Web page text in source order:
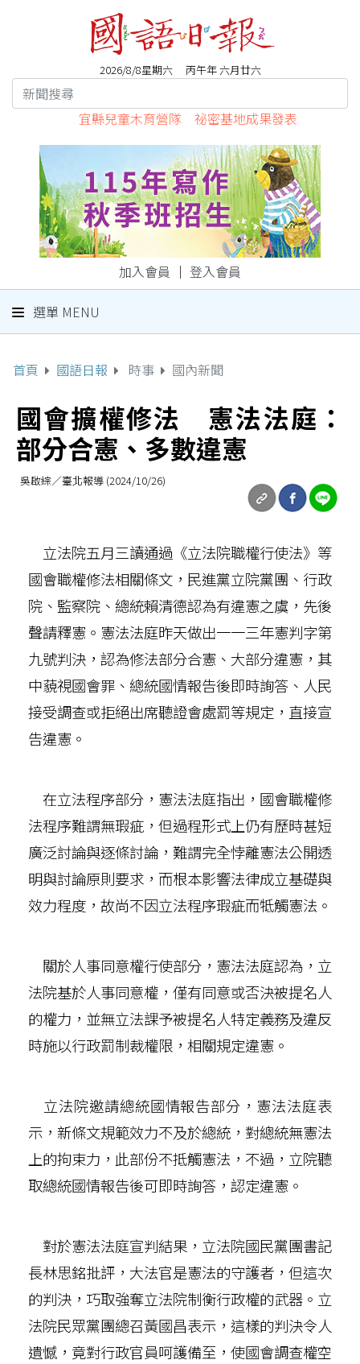
2026/8/8星期六 丙午年 六月廿六
宜縣兒童木育營隊 祕密基地成果發表
加入會員 ｜ 登入會員
選單 MENU
首頁 國語日報 時事 國內新聞
國會擴權修法 憲法法庭：
部分合憲、多數違憲
吳啟綜／臺北報導 (2024/10/26)
立法院五月三讀通過《立法院職權行使法》等
國會職權修法相關條文，民進黨立院黨團、行政
院、監察院、總統賴清德認為有違憲之虞，先後
聲請釋憲。憲法法庭昨天做出一一三年憲判字第
九號判決，認為修法部分合憲、大部分違憲，其
中藐視國會罪、總統國情報告後即時詢答、人民
接受調查或拒絕出席聽證會處罰等規定，直接宣
告違憲。
在立法程序部分，憲法法庭指出，國會職權修
法程序難謂無瑕疵，但過程形式上仍有歷時甚短
廣泛討論與逐條討論，難謂完全悖離憲法公開透
明與討論原則要求，而根本影響法律成立基礎與
效力程度，故尚不因立法程序瑕疵而牴觸憲法。
關於人事同意權行使部分，憲法法庭認為，立
法院基於人事同意權，僅有同意或否決被提名人
的權力，並無立法課予被提名人特定義務及違反
時施以行政罰制裁權限，相關規定違憲。
立法院邀請總統國情報告部分，憲法法庭表
示，新條文規範效力不及於總統，對總統無憲法
上的拘束力，此部份不抵觸憲法，不過，立院聽
取總統國情報告後可即時詢答，認定違憲。
對於憲法法庭宣判結果，立法院國民黨團書記
長林思銘批評，大法官是憲法的守護者，但這次
的判決，巧取強奪立法院制衡行政權的武器。立
法院民眾黨團總召黃國昌表示，這樣的判決令人
遺憾，竟對行政官員呵護備至，使國會調查權空